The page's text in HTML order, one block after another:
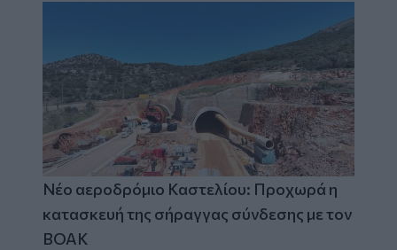
Νέο αεροδρόμιο Καστελίου: Προχωρά η
κατασκευή της σήραγγας σύνδεσης με τον
ΒΟΑΚ